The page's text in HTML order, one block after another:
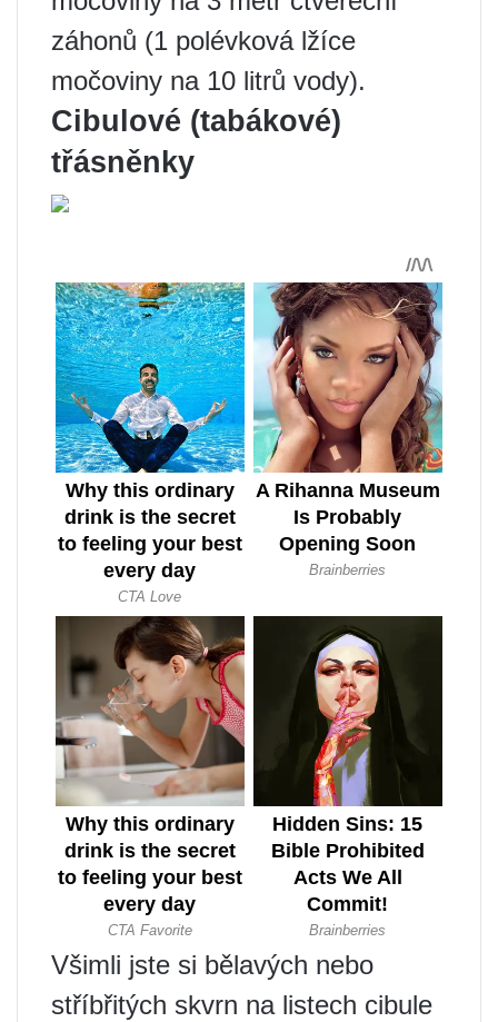
záhonů (1 polévková lžíce
močoviny na 10 litrů vody).
Cibulové (tabákové)
třásněnky
Všimli jste si bělavých nebo
stříbřitých skvrn na listech cibule